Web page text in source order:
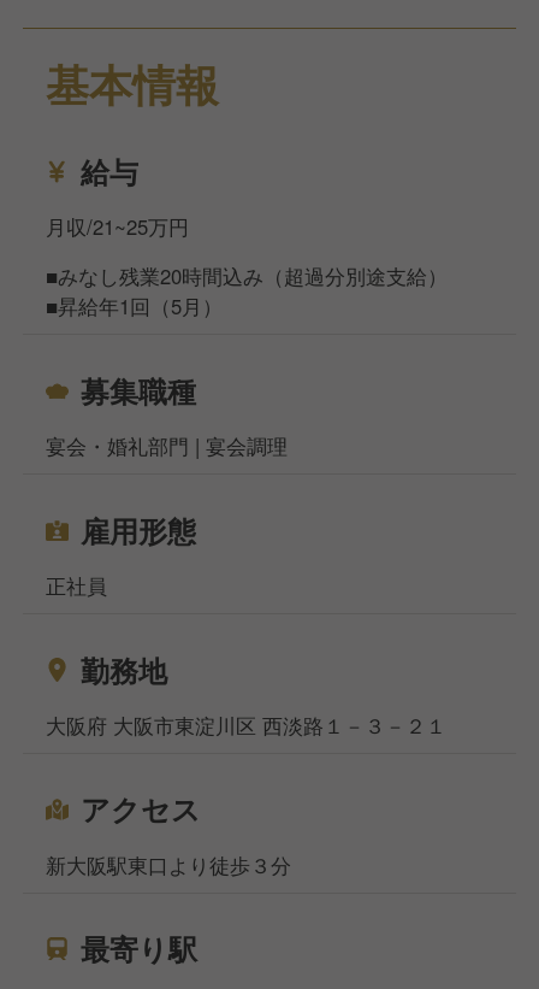
基本情報
給与
月収/21~25万円
■みなし残業20時間込み（超過分別途支給）
■昇給年1回（5月）
募集職種
宴会・婚礼部門 | 宴会調理
雇用形態
正社員
勤務地
大阪府 大阪市東淀川区 西淡路１－３－２１
アクセス
新大阪駅東口より徒歩３分
最寄り駅